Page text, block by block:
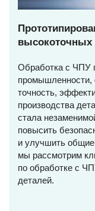
высокоточных
Обработка с ЧПУ
промышленности,
точность,
производства
стала
повысить
и улучшить общие
мы рассмотрим
по обработке с
деталей.